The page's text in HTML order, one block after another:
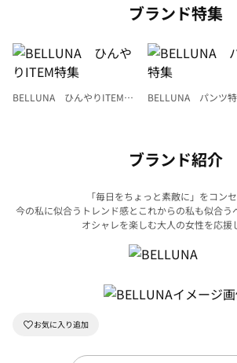
ブランド特集
BELLUNA ひんやりITEM特
BELLUNA パンツ
ブランド紹介
「毎日をちょっと素敵に」をコン
今の私に似合うトレンド感とこれからの私も似合う
オシャレを楽しむ大人の女性を応援